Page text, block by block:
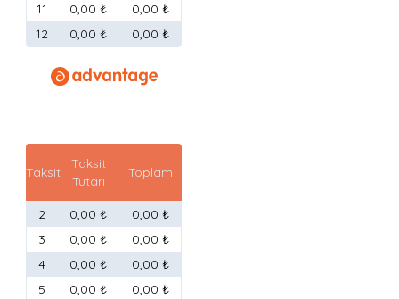
11
0,00 ₺
0,00 ₺
12
0,00 ₺ 0,00 ₺
Taksit
Taksit
Tutarı
Toplam
2 0,00 ₺
0,00 ₺
3
0,00 ₺
0,00 ₺
4
0,00 ₺
0,00 ₺
5
0,00 ₺
0,00 ₺